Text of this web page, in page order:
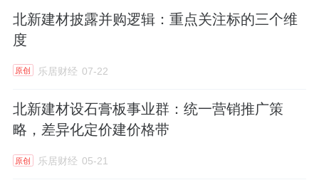
北新建材披露并购逻辑：重点关注标的三个维
度
原创 乐居财经 07-22
北新建材设石膏板事业群：统一营销推广策
略，差异化定价建价格带
原创 乐居财经 05-21